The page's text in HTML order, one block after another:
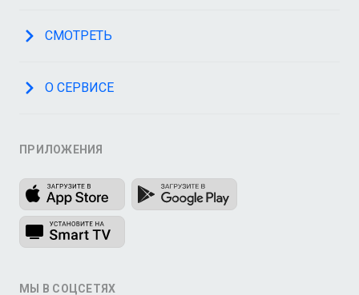
СМОТРЕТЬ
О СЕРВИСЕ
ПРИЛОЖЕНИЯ
МЫ В СОЦСЕТЯХ